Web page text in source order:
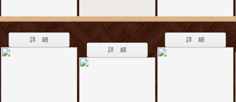
詳 細
詳 細
詳 細